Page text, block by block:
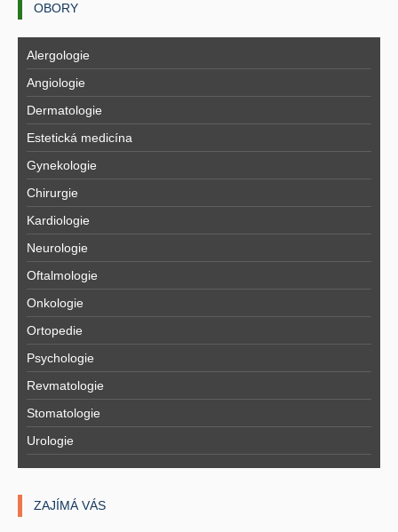
OBORY
Alergologie
Angiologie
Dermatologie
Estetická medicína
Gynekologie
Chirurgie
Kardiologie
Neurologie
Oftalmologie
Onkologie
Ortopedie
Psychologie
Revmatologie
Stomatologie
Urologie
ZAJÍMÁ VÁS